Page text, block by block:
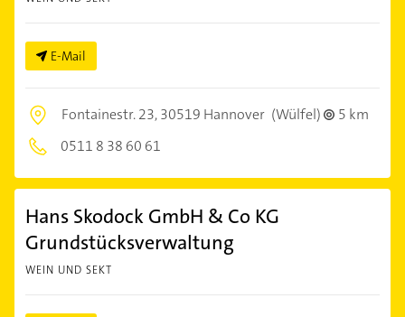
E-Mail
Fontainestr. 23,30519 Hannover (Wülfel)
5 km
0511 8 38 60 61
Hans Skodock GmbH & Co KG
Grundstücksverwaltung
WEIN UND SEKT